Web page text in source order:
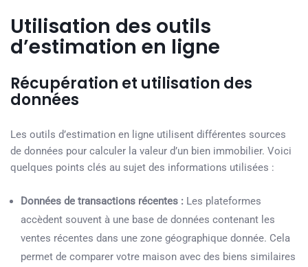
Utilisation des outils
d’estimation en ligne
Récupération et utilisation des
données
Les outils d’estimation en ligne utilisent différentes sources
de données pour calculer la valeur d’un bien immobilier. Voici
quelques points clés au sujet des informations utilisées :
Données de transactions récentes : Les plateformes
accèdent souvent à une base de données contenant les
ventes récentes dans une zone géographique donnée. Cela
permet de comparer votre maison avec des biens similaires